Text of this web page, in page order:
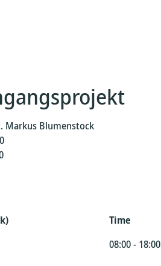
Markus Blumenstock
Time
08:00 - 18:00